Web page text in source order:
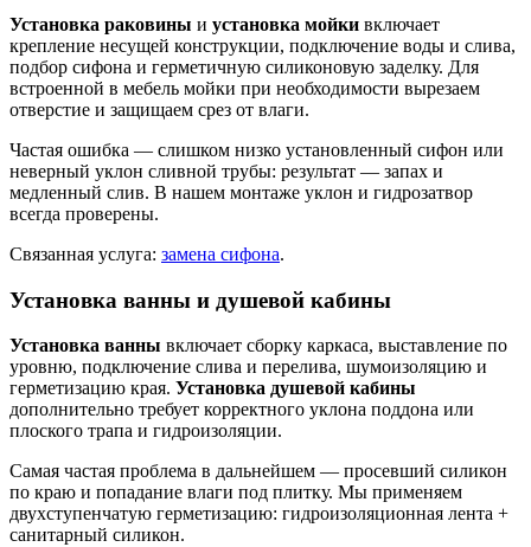
Установка раковины и установка мойки включает
крепление несущей конструкции, подключение воды и слива,
подбор сифона и герметичную силиконовую заделку. Для
встроенной в мебель мойки при необходимости вырезаем
отверстие и защищаем срез от влаги.
Частая ошибка — слишком низко установленный сифон или
неверный уклон сливной трубы: результат — запах и
медленный слив. В нашем монтаже уклон и гидрозатвор
всегда проверены.
Связанная услуга: замена сифона.
Установка ванны и душевой кабины
Установка ванны включает сборку каркаса, выставление по
уровню, подключение слива и перелива, шумоизоляцию и
герметизацию края. Установка душевой кабины
дополнительно требует корректного уклона поддона или
плоского трапа и гидроизоляции.
Самая частая проблема в дальнейшем — просевший силикон
по краю и попадание влаги под плитку. Мы применяем
двухступенчатую герметизацию: гидроизоляционная лента +
санитарный силикон.